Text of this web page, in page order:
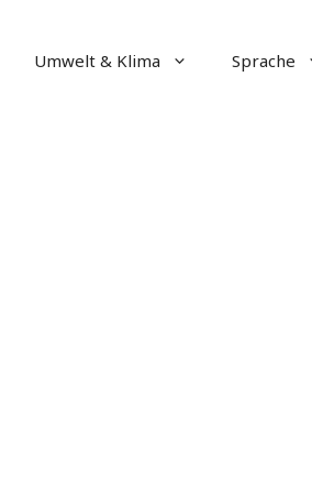
Umwelt & Klima Sprache